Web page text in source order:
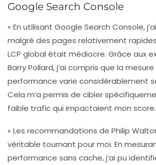
Google Search Console
« En utilisant Google Search Console,
malgré des pages relativement
LCP global était médiocre. Grâce aux
Barry Pollard, j’ai compris que la
performance varie considérablement
Cela m’a permis de cibler
faible trafic qui impactaient mon score.
« Les recommandations de Philip
véritable tournant pour moi. En
performance sans cache, j’ai pu